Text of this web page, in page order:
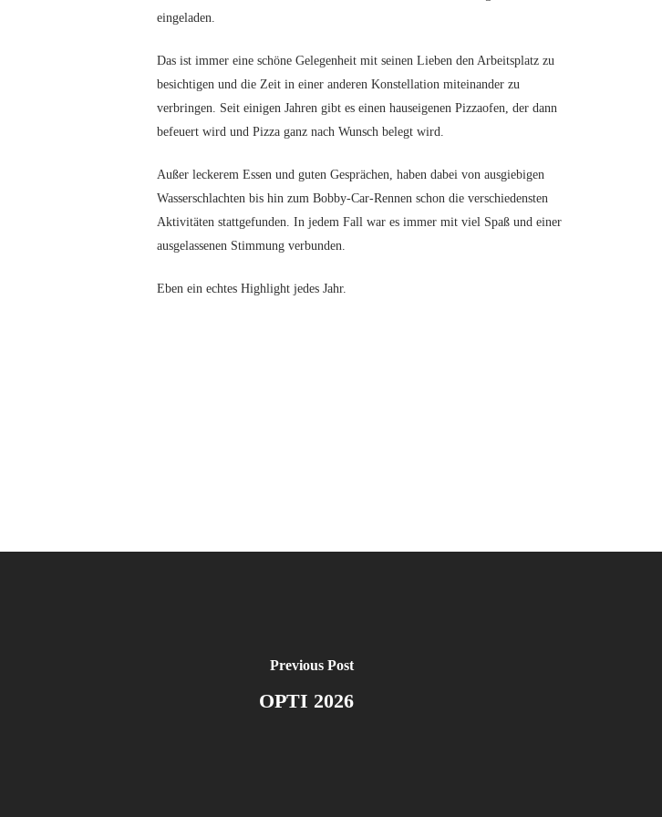
eingeladen.
Das ist immer eine schöne Gelegenheit mit seinen Lieben den Arbeitsplatz zu
besichtigen und die Zeit in einer anderen Konstellation miteinander zu
verbringen. Seit einigen Jahren gibt es einen hauseigenen Pizzaofen, der dann
befeuert wird und Pizza ganz nach Wunsch belegt wird.
Außer leckerem Essen und guten Gesprächen, haben dabei von ausgiebigen
Wasserschlachten bis hin zum Bobby-Car-Rennen schon die verschiedensten
Aktivitäten stattgefunden. In jedem Fall war es immer mit viel Spaß und einer
ausgelassenen Stimmung verbunden.
Eben ein echtes Highlight jedes Jahr.
Previous Post
OPTI 2026